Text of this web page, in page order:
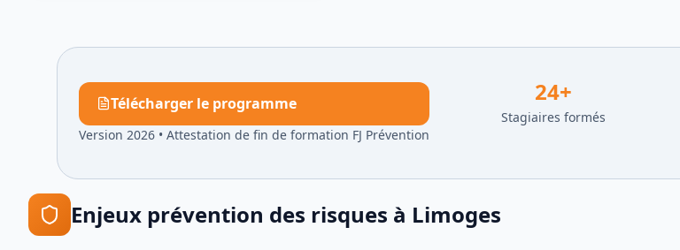
Télécharger le programme
Version 2026 • Attestation de fin de formation FJ Prévention
24+
Stagiaires formés
Enjeux prévention des risques à Limoges